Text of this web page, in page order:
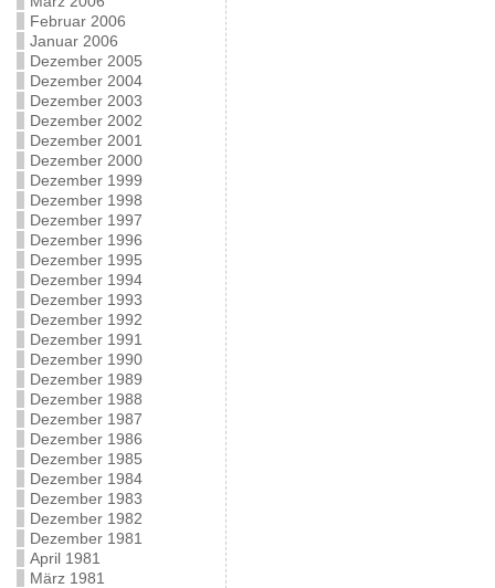
Februar 2006
Januar 2006
Dezember 2005
Dezember 2004
Dezember 2003
Dezember 2002
Dezember 2001
Dezember 2000
Dezember 1999
Dezember 1998
Dezember 1997
Dezember 1996
Dezember 1995
Dezember 1994
Dezember 1993
Dezember 1992
Dezember 1991
Dezember 1990
Dezember 1989
Dezember 1988
Dezember 1987
Dezember 1986
Dezember 1985
Dezember 1984
Dezember 1983
Dezember 1982
Dezember 1981
April 1981
März 1981